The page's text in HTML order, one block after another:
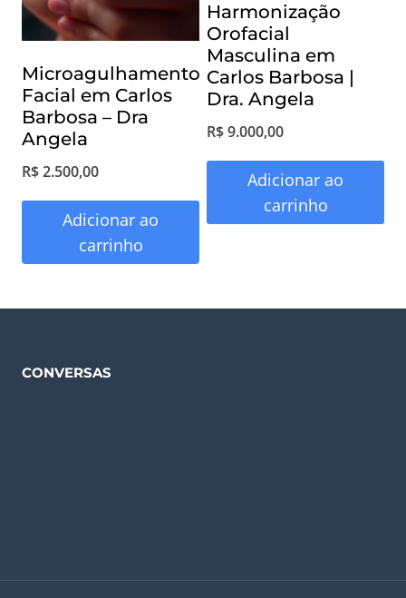
Microagulhamento
Facial em Carlos
Barbosa – Dra
Angela
R$2.500,00
Adicionar ao
carrinho
Harmonização
Orofacial
Masculina em
Carlos Barbosa |
Dra. Angela
R$9.000,00
Adicionar ao
carrinho
CONVERSAS